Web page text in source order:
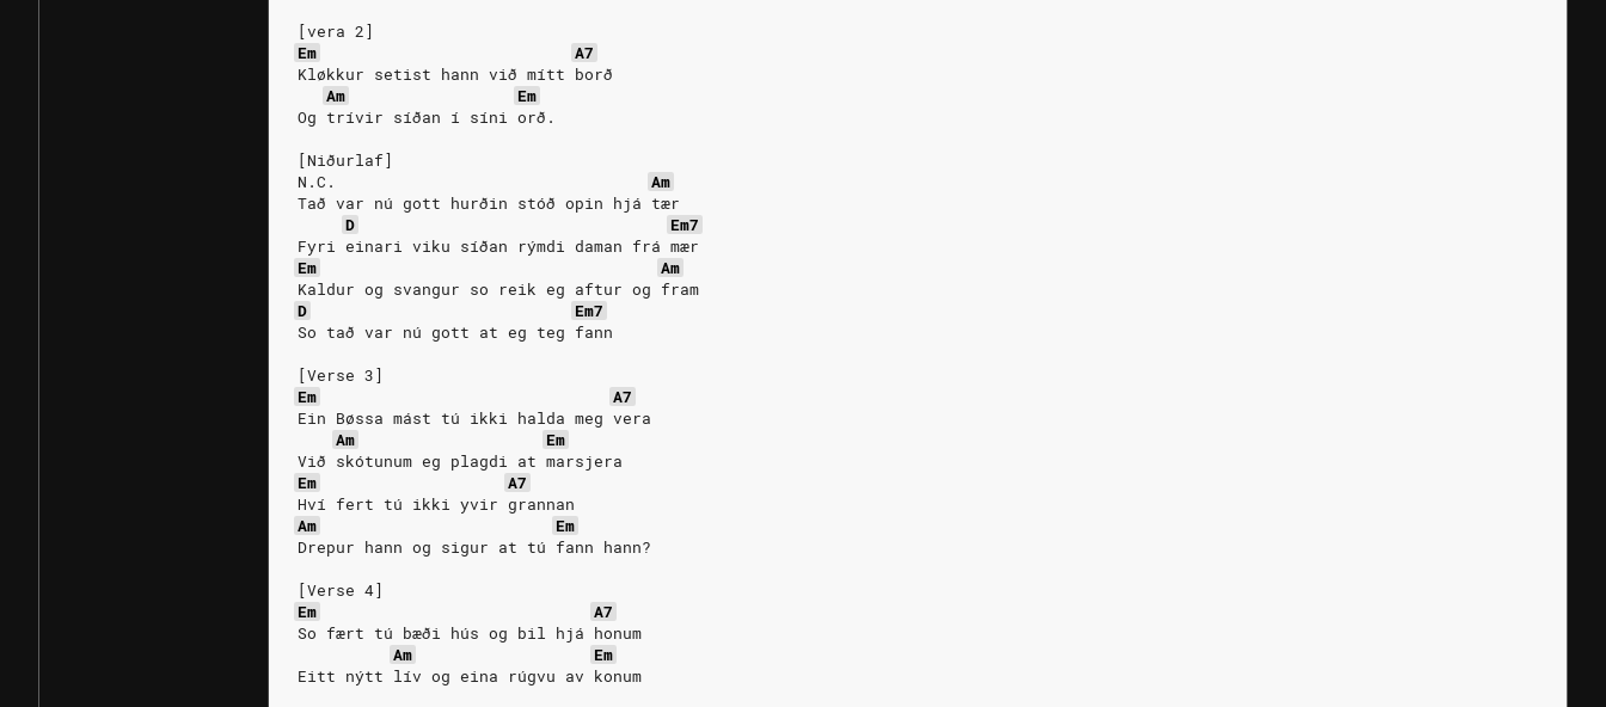
[vera 2]
Em
A7
Kløkkur setist hann við mítt borð
Am
Em
Og trívir síðan í síni orð.
[Niðurlaf]
N.C.
Am
Tað var nú gott hurðin stóð opin hjá tær
D
Em7
Fyri einari viku síðan rýmdi daman frá mær
Em
Am
Kaldur og svangur so reik eg aftur og fram
D
Em7
So tað var nú gott at eg teg fann
[Verse 3]
Em
A7
Ein Bøssa mást tú ikki halda meg vera
Am
Em
Við skótunum eg plagdi at marsjera
Em
A7
Hví fert tú ikki yvir grannan
Am
Em
Drepur hann og sigur at tú fann hann?
[Verse 4]
Em
A7
So fært tú bæði hús og bil hjá honum
Am
Em
Eitt nýtt lív og eina rúgvu av konum